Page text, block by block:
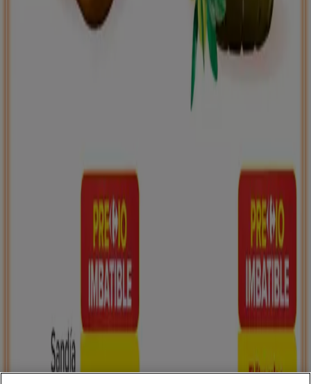
Tiendeo forma parte de Shopfully, la empresa
tecnológica que está reinventando las compras locales
en todo el mundo.
¿Qué hacemos?
Soluciones para empresas
Noticias y prensa
Trabaja con nosotros